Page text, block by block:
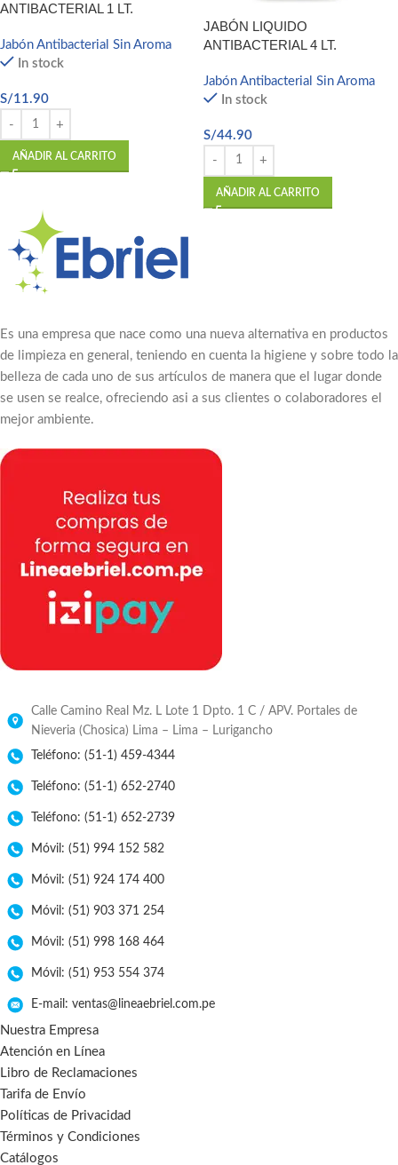
ANTIBACTERIAL 1 LT.
Jabón Antibacterial Sin Aroma
In stock
S/11.90
AÑADIR AL CARRITO
JABÓN LIQUIDO
ANTIBACTERIAL 4 LT.
Jabón Antibacterial Sin Aroma
In stock
S/44.90
AÑADIR AL CARRITO
Es una empresa que nace como una nueva alternativa en productos
de limpieza en general, teniendo en cuenta la higiene y sobre todo la
belleza de cada uno de sus artículos de manera que el lugar donde
se usen se realce, ofreciendo asi a sus clientes o colaboradores el
mejor ambiente.
Calle Camino Real Mz. L Lote 1 Dpto. 1 C / APV. Portales de
Nieveria (Chosica) Lima – Lima – Lurigancho
Teléfono: (51-1) 459-4344
Teléfono: (51-1) 652-2740
Teléfono: (51-1) 652-2739
Móvil: (51) 994 152 582
Móvil: (51) 924 174 400
Móvil: (51) 903 371 254
Móvil: (51) 998 168 464
Móvil: (51) 953 554 374
E-mail: ventas@lineaebriel.com.pe
Nuestra Empresa
Atención en Línea
Libro de Reclamaciones
Tarifa de Envío
Políticas de Privacidad
Términos y Condiciones
Catálogos